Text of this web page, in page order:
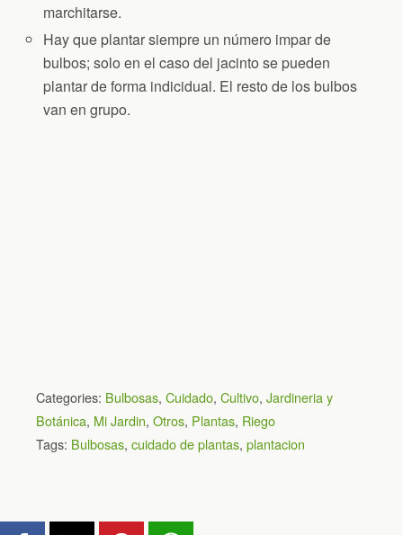
marchitarse.
Hay que plantar siempre un número impar de
bulbos; solo en el caso del jacinto se pueden
plantar de forma indicidual. El resto de los bulbos
van en grupo.
Categories: Bulbosas, Cuidado, Cultivo, Jardineria y
Botánica, Mi Jardin, Otros, Plantas, Riego
Tags: Bulbosas, cuidado de plantas, plantacion